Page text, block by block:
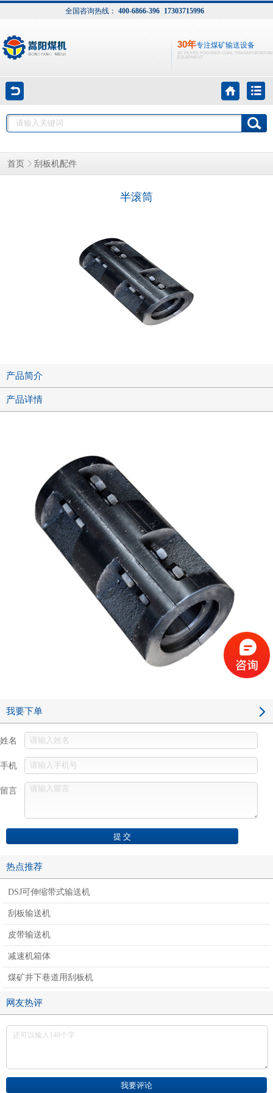
全国咨询热线： 400-6866-396 17303715996
30年专注煤矿输送设备
30 YEARS FOCUSED COAL TRANSPORTATION
EQUIPMENT
首页 刮板机配件
半滚筒
产品简介
产品详情
我要下单
姓名
手机
留言
热点推荐
DSJ可伸缩带式输送机
刮板输送机
皮带输送机
减速机箱体
煤矿井下巷道用刮板机
网友热评